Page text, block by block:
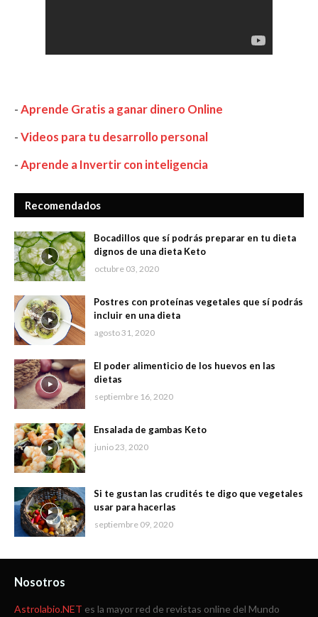
-Aprende Gratis a ganar dinero Online
-Videos para tu desarrollo personal
-Aprende a Invertir con inteligencia
Recomendados
Bocadillos que sí podrás preparar en tu dieta
dignos de una dieta Keto
octubre 03, 2020
Postres con proteínas vegetales que sí podrás
incluir en una dieta
agosto 31, 2020
El poder alimenticio de los huevos en las
dietas
septiembre 16, 2020
Ensalada de gambas Keto
junio 23, 2020
Si te gustan las crudités te digo que vegetales
usar para hacerlas
septiembre 09, 2020
Nosotros
Astrolabio.NET es la mayor red de revistas online del Mundo